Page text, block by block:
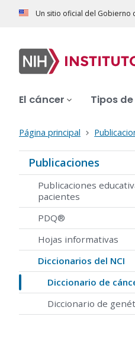
Un sitio oficial del Gobierno
El cáncer Tipos
Página principal
Publicaciones
Publicaciones
pacientes
PDQ®
Hojas informativas
Diccionarios del NCI
Diccionario de
Diccionario de